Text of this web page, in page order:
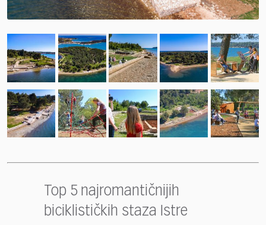
Top 5 najromantičnijih
biciklističkih staza Istre